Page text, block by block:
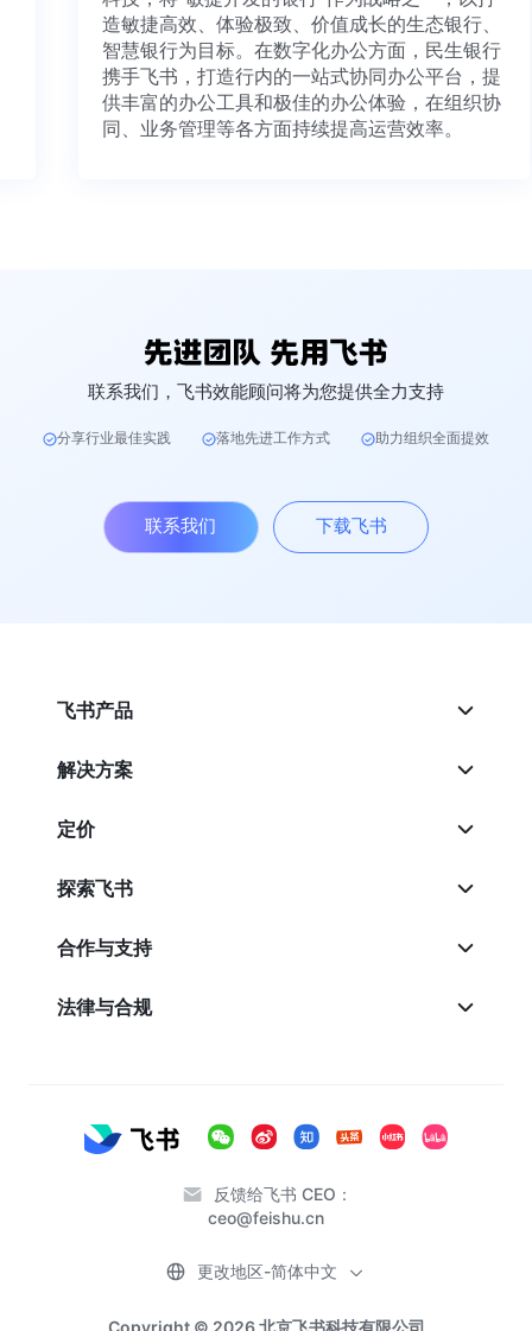
造敏捷高效、体验极致、价值成长的生态银行、
智慧银行为目标。在数字化办公方面，民生银行
携手飞书，打造行内的一站式协同办公平台，提
供丰富的办公工具和极佳的办公体验，在组织协
同、业务管理等各方面持续提高运营效率。
联系我们，飞书效能顾问将为您提供全力支持
分享行业最佳实践 落地先进工作方式 助力组织全面提效
联系我们 下载飞书
飞书产品
解决方案
定价
探索飞书
合作与支持
法律与合规
反馈给飞书 CEO：
ceo@feishu.cn
更改地区-简体中文